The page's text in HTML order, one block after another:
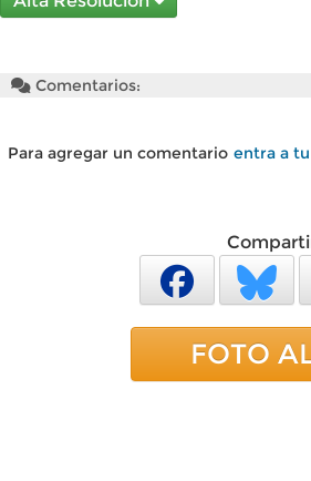
Comentarios:
Para agregar un comentario entra a
FOTO